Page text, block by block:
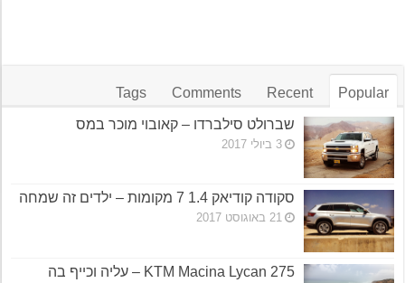
Popular
Recent
Comments
Tags
שברולט סילברדו – קאובוי מוכר במס
3 ביולי 2017
סקודה קודיאק 1.4 7 מקומות – ילדים זה שמחה
21 באוגוסט 2017
KTM Macina Lycan 275 – עליה וכייף בה